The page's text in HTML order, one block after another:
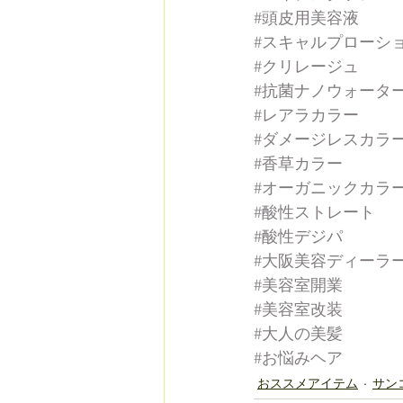
#頭皮用美容液
#スキャルプローシ
#クリレージュ
#抗菌ナノウォータ
#レアラカラー
#ダメージレスカラ
#香草カラー
#オーガニックカラ
#酸性ストレート
#酸性デジパ
#大阪美容ディーラ
#美容室開業
#美容室改装
#大人の美髪
#お悩みヘア
おススメアイテム サン